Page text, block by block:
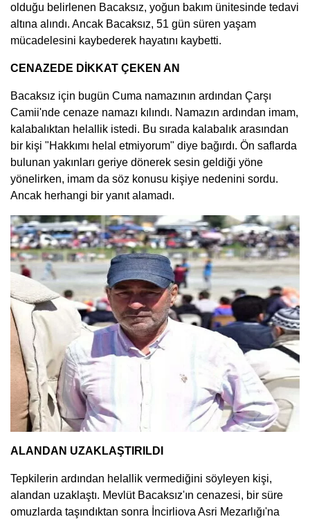
olduğu belirlenen Bacaksız, yoğun bakım ünitesinde tedavi
altına alındı. Ancak Bacaksız, 51 gün süren yaşam
mücadelesini kaybederek hayatını kaybetti.
CENAZEDE DİKKAT ÇEKEN AN
Bacaksız için bugün Cuma namazının ardından Çarşı
Camii'nde cenaze namazı kılındı. Namazın ardından imam,
kalabalıktan helallik istedi. Bu sırada kalabalık arasından
bir kişi "Hakkımı helal etmiyorum" diye bağırdı. Ön saflarda
bulunan yakınları geriye dönerek sesin geldiği yöne
yönelirken, imam da söz konusu kişiye nedenini sordu.
Ancak herhangi bir yanıt alamadı.
ALANDAN UZAKLAŞTIRILDI
Tepkilerin ardından helallik vermediğini söyleyen kişi,
alandan uzaklaştı. Mevlüt Bacaksız'ın cenazesi, bir süre
omuzlarda taşındıktan sonra İncirliova Asri Mezarlığı'na